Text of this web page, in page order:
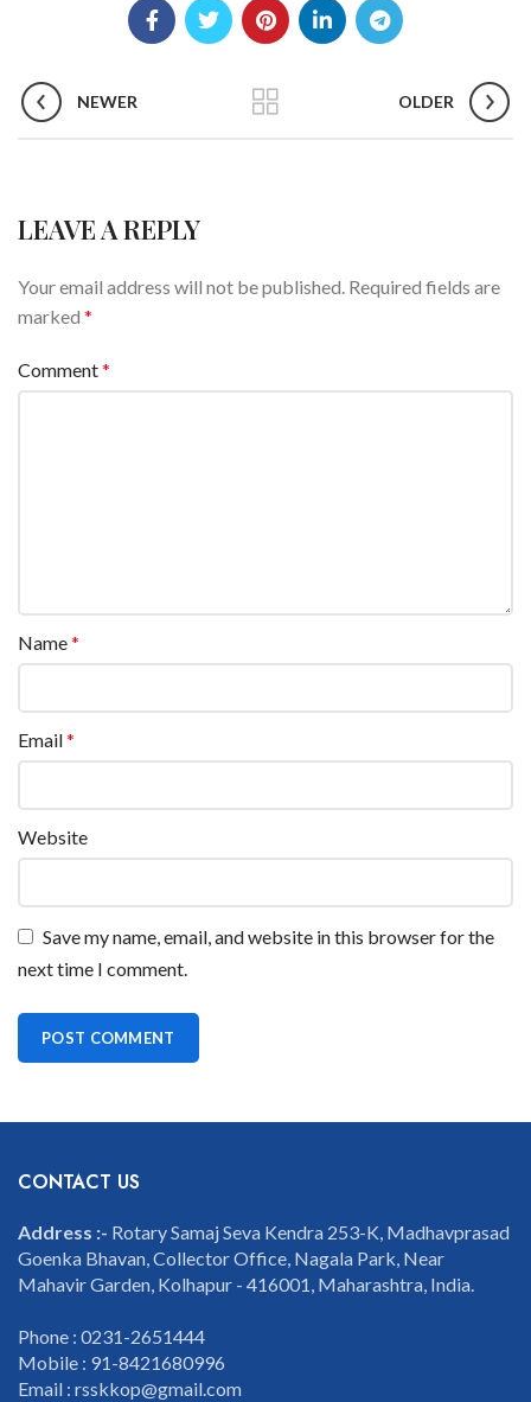
NEWER OLDER
LEAVE A REPLY
Your email address will not be published. Required fields are
marked *
Comment*
Name*
Email*
Website
Save my name, email, and website in this browser for the
next time I comment.
CONTACT US
Address :- Rotary Samaj Seva Kendra 253-K, Madhavprasad
Goenka Bhavan, Collector Office, Nagala Park, Near
Mahavir Garden, Kolhapur - 416001, Maharashtra, India.
Phone : 0231-2651444
Mobile : 91-8421680996
Email : rsskkop@gmail.com